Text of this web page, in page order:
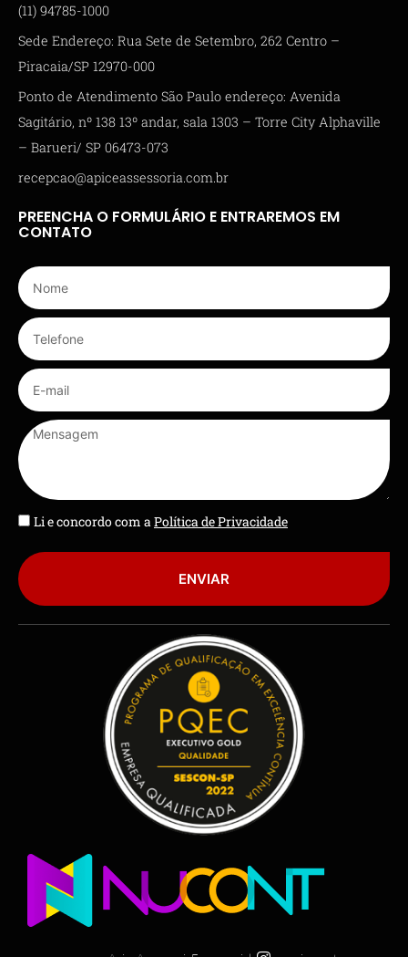
(11) 94785-1000
Sede Endereço: Rua Sete de Setembro, 262 Centro –
Piracaia/SP 12970-000
Ponto de Atendimento São Paulo endereço: Avenida
Sagitário, nº 138 13º andar, sala 1303 – Torre City Alphaville
– Barueri/ SP 06473-073
recepcao@apiceassessoria.com.br
PREENCHA O FORMULÁRIO E ENTRAREMOS EM
CONTATO
Li e concordo com aPolítica de Privacidade
ENVIAR